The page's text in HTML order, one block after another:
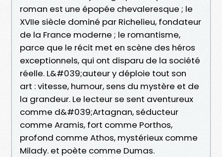
roman est une épopée chevaleresque ; le
XVIIe siècle dominé par Richelieu, fondateur
de la France moderne ; le romantisme,
parce que le récit met en scène des héros
exceptionnels, qui ont disparu de la société
réelle. L&#039;auteur y déploie tout son
art : vitesse, humour, sens du mystère et de
la grandeur. Le lecteur se sent aventureux
comme d&#039;Artagnan, séducteur
comme Aramis, fort comme Porthos,
profond comme Athos, mystérieux comme
Milady. et poète comme Dumas.